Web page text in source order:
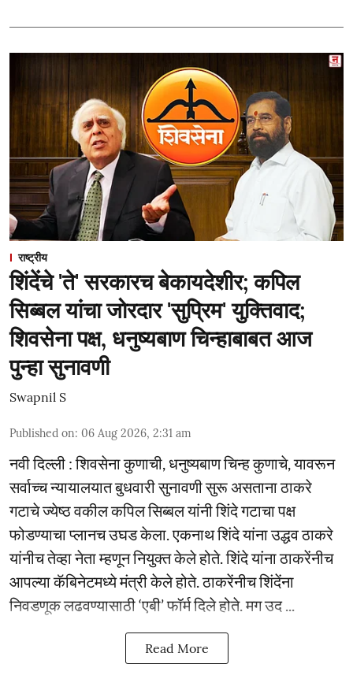
राष्ट्रीय
शिंदेंचे 'ते' सरकारच बेकायदेशीर; कपिल
सिब्बल यांचा जोरदार 'सुप्रिम' युक्तिवाद;
शिवसेना पक्ष, धनुष्यबाण चिन्हाबाबत आज
पुन्हा सुनावणी
Swapnil S
Published on: 06 Aug 2026, 2:31 am
नवी दिल्ली : शिवसेना कुणाची, धनुष्यबाण चिन्ह कुणाचे, यावरून
सर्वाच्च न्यायालयात बुधवारी सुनावणी सुरू असताना ठाकरे
गटाचे ज्येष्ठ वकील कपिल सिब्बल यांनी शिंदे गटाचा पक्ष
फोडण्याचा प्लानच उघड केला. एकनाथ शिंदे यांना उद्धव ठाकरे
यांनीच तेव्हा नेता म्हणून नियुक्त केले होते. शिंदे यांना ठाकरेंनीच
आपल्या कॅबिनेटमध्ये मंत्री केले होते. ठाकरेंनीच शिंदेंना
निवडणूक लढवण्यासाठी ‘एबी’ फॉर्म दिले होते. मग उद ...
Read More